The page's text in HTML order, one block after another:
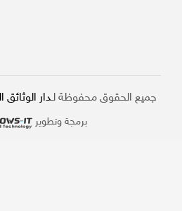
جميع الحقوق محفوظة لـ دار الوثائق
برمجة وتطوير